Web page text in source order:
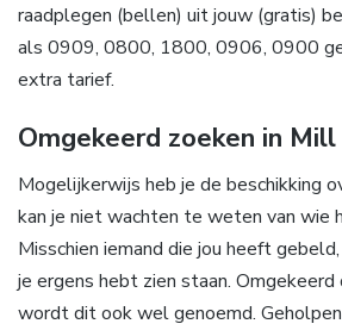
raadplegen (bellen) uit jouw (gratis)
als 0909, 0800, 1800, 0906, 0900
extra tarief.
Omgekeerd zoeken in Mill
Mogelijkerwijs heb je de beschikking
kan je niet wachten te weten van wie
Misschien iemand die jou heeft
je ergens hebt zien staan.
wordt dit ook wel genoemd.